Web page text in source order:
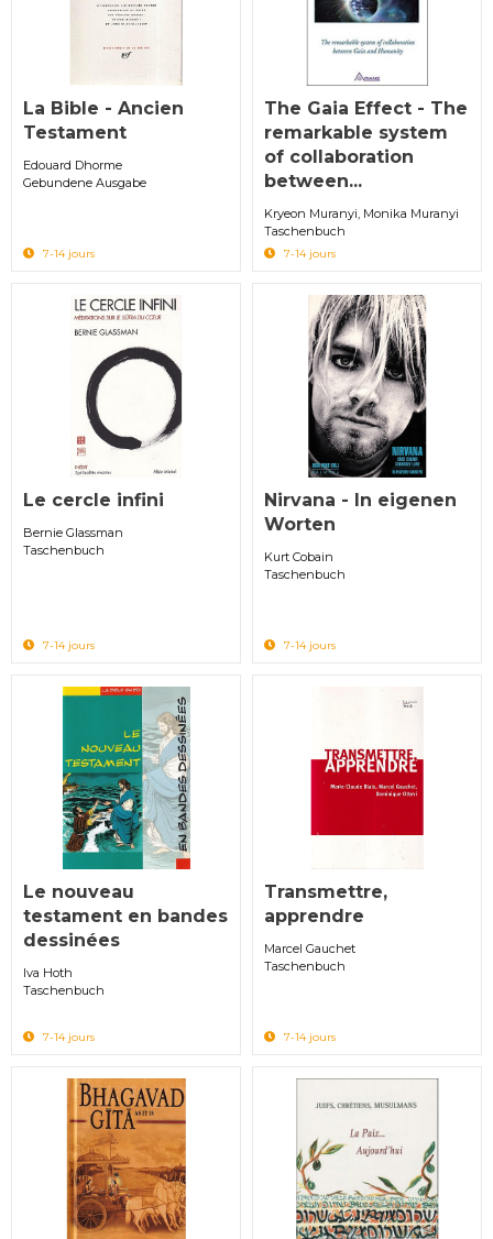
La Bible - Ancien
Testament
Edouard Dhorme
Gebundene Ausgabe
7-14 jours
The Gaia Effect - The
remarkable system
of collaboration
between...
Kryeon Muranyi, Monika Muranyi
Taschenbuch
7-14 jours
Le cercle infini
Bernie Glassman
Taschenbuch
7-14 jours
Nirvana - In eigenen
Worten
Kurt Cobain
Taschenbuch
7-14 jours
Le nouveau
testament en bandes
dessinées
Iva Hoth
Taschenbuch
7-14 jours
Transmettre,
apprendre
Marcel Gauchet
Taschenbuch
7-14 jours